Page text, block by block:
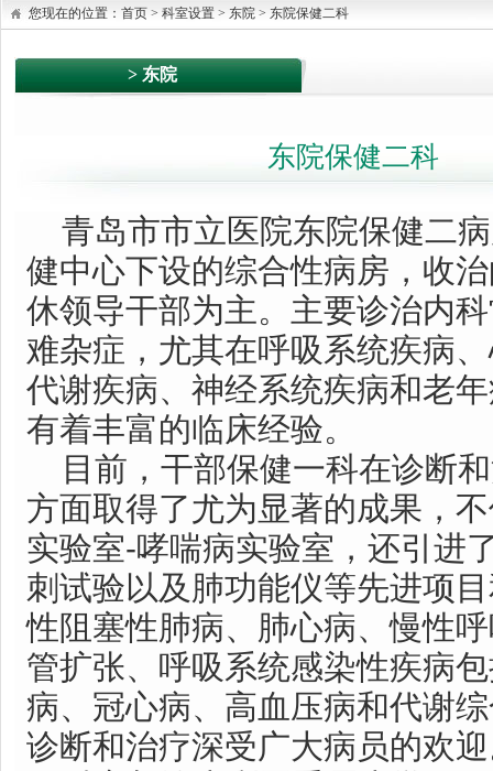
您现在的位置： 首页 > 科室设置 > 东院 > 东院保健二科
> 东院
东院保健二科
青岛市市立医院东院保健二
健中心下设的综合性病房，收
休领导干部为主。主要诊治内
难杂症，尤其在呼吸系统疾病
代谢疾病、神经系统疾病和老
有着丰富的临床经验。
目前，干部保健一科在诊断
方面取得了尤为显著的成果，
实验室-哮喘病实验室，还引进
刺试验以及肺功能仪等先进项
性阻塞性肺病、肺心病、慢性
管扩张、呼吸系统感染性疾病
病、冠心病、高血压病和代谢
诊断和治疗深受广大病员的欢